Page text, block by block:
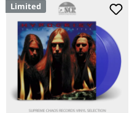
Limited